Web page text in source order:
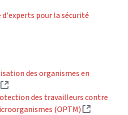
link)
pour la sécurité
link)
des organismes en
(External link)
des travailleurs contre
(OPTM)
(External